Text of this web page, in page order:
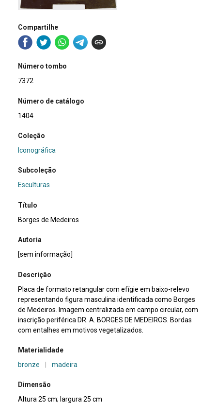
Compartilhe
Número tombo
7372
Número de catálogo
1404
Coleção
Iconográfica
Subcoleção
Esculturas
Título
Borges de Medeiros
Autoria
[sem informação]
Descrição
Placa de formato retangular com efígie em baixo-relevo
representando figura masculina identificada como Borges
de Medeiros. Imagem centralizada em campo circular, com
inscrição periférica DR. A. BORGES DE MEDEIROS. Bordas
com entalhes em motivos vegetalizados.
Materialidade
bronze
madeira
Dimensão
Altura 25 cm; largura 25 cm